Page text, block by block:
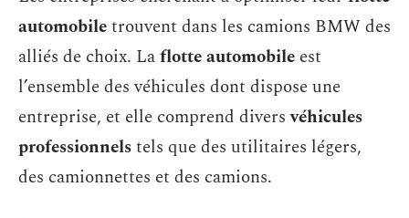
automobiletrouvent dans les camions BMW des
alliés de choix. Laflotte automobile est
l’ensemble des véhicules dont dispose une
entreprise, et elle comprend diversvéhicules
professionnelstels que des utilitaires légers,
des camionnettes et des camions.